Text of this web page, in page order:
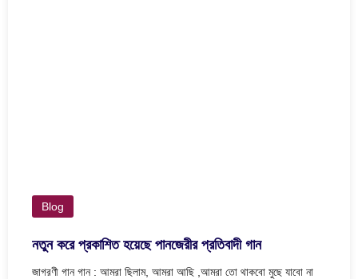
Blog
নতুন করে প্রকাশিত হয়েছে পানজেরীর প্রতিবাদী গান
জাগরণী গান গান : আমরা ছিলাম, আমরা আছি ,আমরা তো থাকবো মুছে যাবো না